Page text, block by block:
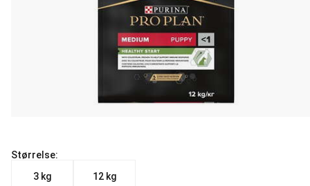
Størrelse:
3 kg
12 kg